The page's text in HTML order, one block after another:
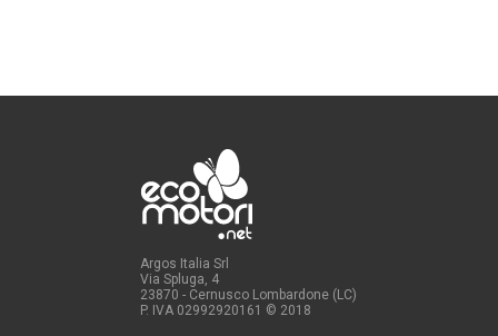
Argos Italia Srl
Via Spluga, 4
23870 - Cernusco Lombardone (LC)
P. IVA 02992920161 © 2018